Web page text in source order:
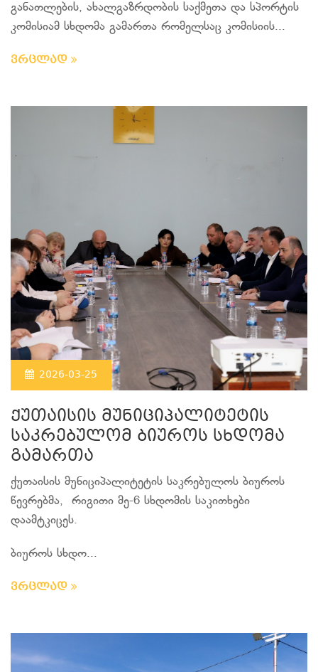
განათლების, ახალგაზრდობის საქმეთა და სპორტის
კომისიამ სხდომა გამართა რომელსაც კომისიის...
ვრცლად
2026-03-25
ქუთაისის მუნიციპალიტეტის
საკრებულომ ბიუროს სხდომა
გამართა
ქუთაისის მუნიციპალიტეტის საკრებულოს ბიუროს
წევრებმა, რიგითი მე-6 სხდომის საკითხები
დაამტკიცეს.
ბიუროს სხდო...
ვრცლად